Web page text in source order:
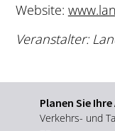
Website:
Veranstalter:
Planen Sie
Verkehrs- und